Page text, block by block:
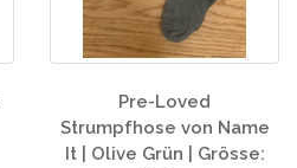
Pre-Loved
Strumpfhose von Name
It | Olive Grün | Grösse: